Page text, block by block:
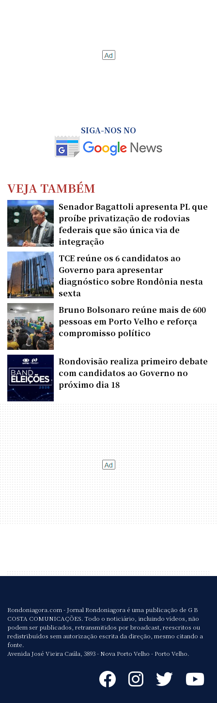
SIGA-NOS NO
VEJA TAMBÉM
Senador Bagattoli apresenta PL que
proíbe privatização de rodovias
federais que são única via de
integração
TCE reúne os 6 candidatos ao
Governo para apresentar
diagnóstico sobre Rondônia nesta
sexta
Bruno Bolsonaro reúne mais de 600
pessoas em Porto Velho e reforça
compromisso político
Rondovisão realiza primeiro debate
com candidatos ao Governo no
próximo dia 18
Rondoniagora.com - Jornal Rondoniagora é uma publicação de G B
COSTA COMUNICAÇÕES. Todo o noticiário, incluindo vídeos, não
podem ser publicados, retransmitidos por broadcast, reescritos ou
redistribuídos sem autorização escrita da direção, mesmo citando a
fonte.
Avenida José Vieira Caúla, 3893 - Nova Porto Velho - Porto Velho.